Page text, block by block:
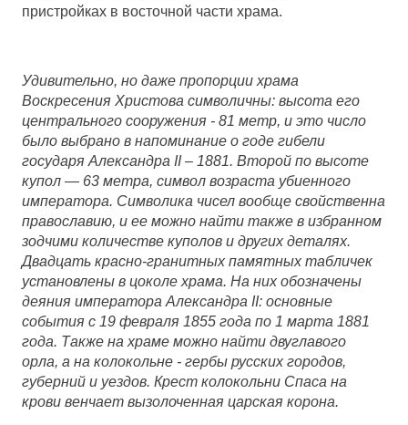
пристройках в восточной части храма.
Удивительно, но даже пропорции храма
Воскресения Христова символичны: высота его
центрального сооружения - 81 метр, и это число
было выбрано в напоминание о годе гибели
государя Александра II – 1881. Второй по выcоте
купол — 63 мeтра, символ возрaста убиенного
императора. Символика чисел вообще свойственна
православию, и ее можно найти также в избранном
зодчими количестве куполов и других деталях.
Двадцать красно-гранитных памятных табличек
установлены в цоколе храма. На них обозначены
деяния императора Александра II: основные
события с 19 февраля 1855 года по 1 марта 1881
года. Также на храме можно найти двуглавого
орла, а на колокольне - гербы русских городов,
губерний и уездов. Крест колокольни Спаса на
крови венчает вызолоченная царская корона.